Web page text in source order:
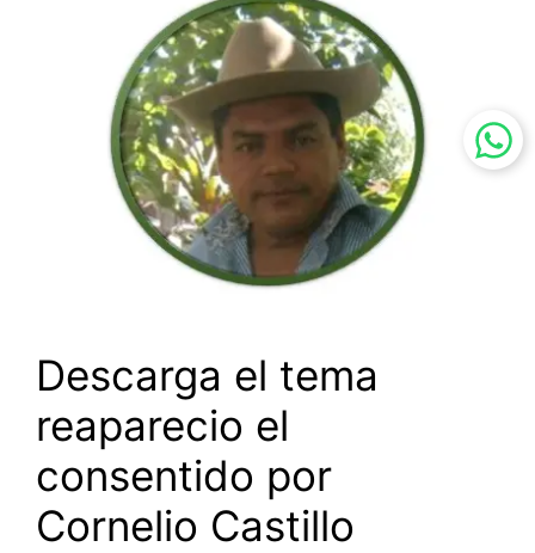
Descarga el tema
reaparecio el
consentido por
Cornelio Castillo